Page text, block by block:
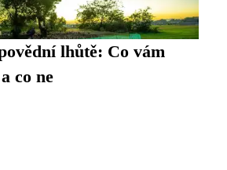
lhůtě: Co vám
co ne